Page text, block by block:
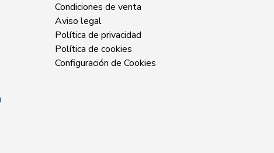
Condiciones de venta
Aviso legal
Política de privacidad
Política de cookies
Configuración de Cookies